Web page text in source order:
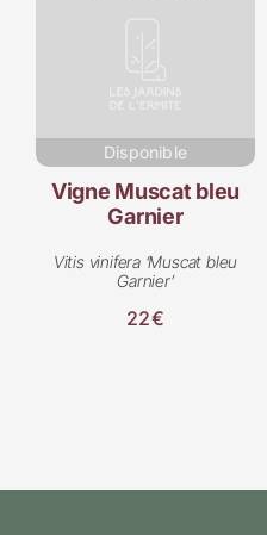
Disponible
Vigne Muscat bleu
Garnier
Vitis vinifera ‘Muscat bleu
Garnier’
22€